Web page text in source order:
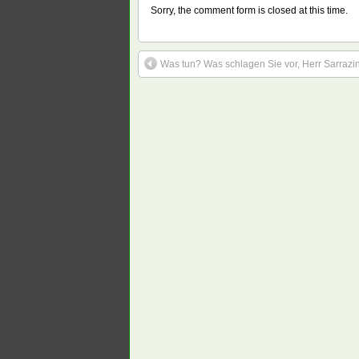
Sorry, the comment form is closed at this time.
Was tun? Was schlagen Sie vor, Herr